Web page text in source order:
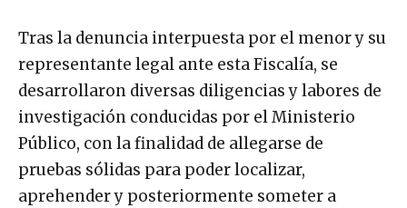
Tras la denuncia interpuesta por el menor y su
representante legal ante esta Fiscalía, se
desarrollaron diversas diligencias y labores de
investigación conducidas por el Ministerio
Público, con la finalidad de allegarse de
pruebas sólidas para poder localizar,
aprehender y posteriormente someter a